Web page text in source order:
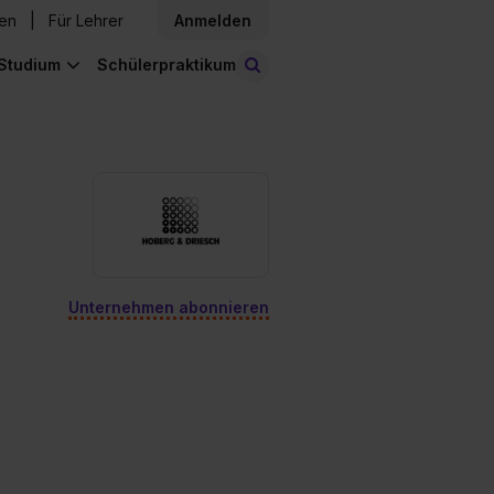
Für Lehrer Anmelden
Schülerpraktikum
Unternehmen abonnieren